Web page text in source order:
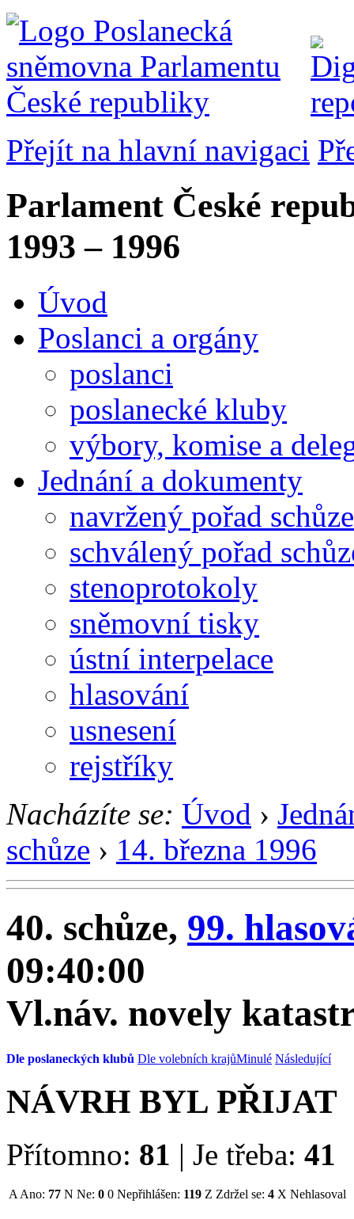
Přejít na hlavní navigaci
Parlament České
1993 – 1996
Úvod
Poslanci a orgány
poslanci
poslanecké kluby
výbory, komise a
Jednání a dokumenty
navržený pořad schůze
schválený pořad
stenoprotokoly
sněmovní tisky
ústní interpelace
hlasování
usnesení
rejstříky
Nacházíte se: Úvod ›
schůze › 14. března 1996
40. schůze, 99.
09:40:00
Vl.náv. novely
Dle poslaneckých klubů Dle volebních krajůMinulé Následující
NÁVRH BYL PŘIJAT
Přítomno: 81 | Je třeba: 41
A Ano: 77 N Ne: 0 0 Nepřihlášen: 119 Z Zdržel se: 4 X Nehlasoval